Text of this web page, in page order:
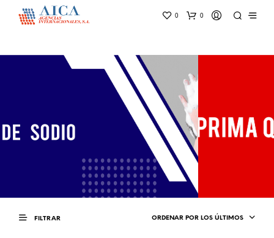
0 0
FILTRAR ORDENAR POR LOS ÚLTIMOS